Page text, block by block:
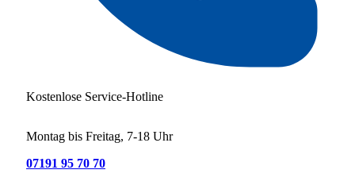
Kostenlose Service-Hotline
Montag bis Freitag, 7-18 Uhr
07191 95 70 70